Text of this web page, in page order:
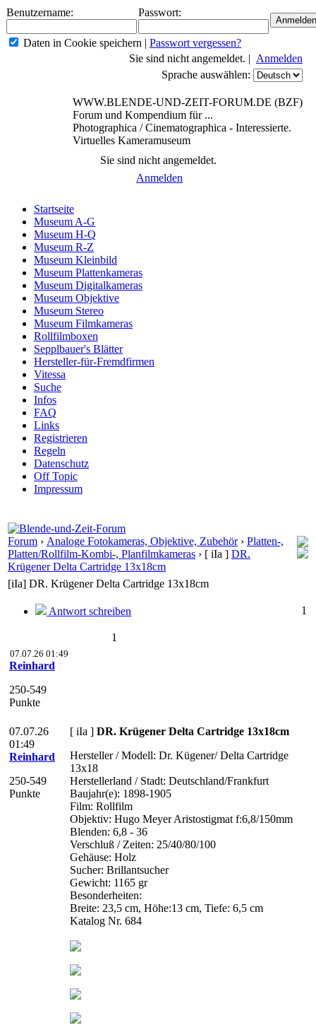
Benutzername: Passwort:
Daten in Cookie speichern | Passwort vergessen?
Sie sind nicht angemeldet. | Anmelden
Sprache auswählen:
WWW.BLENDE-UND-ZEIT-FORUM.DE (BZF)
Forum und Kompendium für ...
Photographica / Cinematographica - Interessierte.
Virtuelles Kameramuseum
Sie sind nicht angemeldet.
Anmelden
Startseite
Museum A-G
Museum H-Q
Museum R-Z
Museum Kleinbild
Museum Plattenkameras
Museum Digitalkameras
Museum Objektive
Museum Stereo
Museum Filmkameras
Rollfilmboxen
Sepplbauer's Blätter
Hersteller-für-Fremdfirmen
Vitessa
Suche
Infos
FAQ
Links
Registrieren
Regeln
Datenschutz
Off Topic
Impressum
Forum › Analoge Fotokameras, Objektive, Zubehör› Platten-,
Platten/Rollfilm-Kombi-, Planfilmkameras › [ iIa ] DR.
Krügener Delta Cartridge 13x18cm
[iIa] DR. Krügener Delta Cartridge 13x18cm
Antwort schreiben 1
1
07.07.26 01:49
Reinhard
250-549
Punkte
07.07.26
01:49
Reinhard
250-549
Punkte
[ iIa ] DR. Krügener Delta Cartridge 13x18cm
Hersteller / Modell: Dr. Kügener/ Delta Cartridge
13x18
Herstellerland / Stadt: Deutschland/Frankfurt
Baujahr(e): 1898-1905
Film: Rollfilm
Objektiv: Hugo Meyer Aristostigmat f:6,8/150mm
Blenden: 6,8 - 36
Verschluß / Zeiten: 25/40/80/100
Gehäuse: Holz
Sucher: Brillantsucher
Gewicht: 1165 gr
Besonderheiten:
Breite: 23,5 cm, Höhe:13 cm, Tiefe: 6,5 cm
Katalog Nr. 684